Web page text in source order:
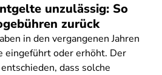
unzulässig: So
zurück
in den vergangenen Jahren
eingeführt oder erhöht. Der
dass solche